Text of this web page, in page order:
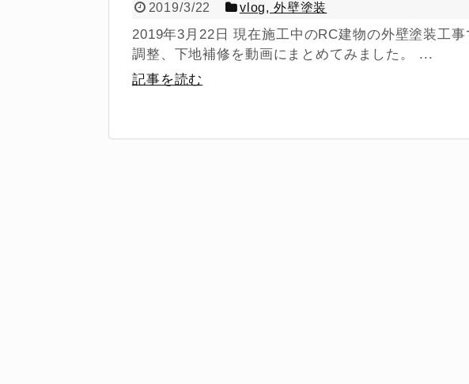
2019/3/22 vlog, 外壁塗装
2019年3月22日 現在施工中のRC建物の外壁塗装工
調整、下地補修を動画にまとめてみました。 ...
記事を読む